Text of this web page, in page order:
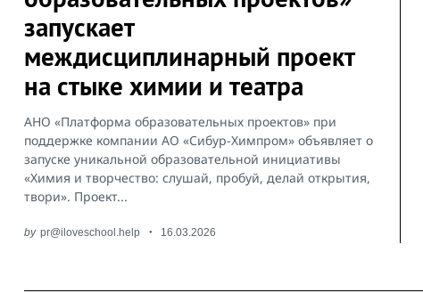
запускает
междисциплинарный проект
на стыке химии и театра
АНО «Платформа образовательных проектов» при
поддержке компании АО «Сибур-Химпром» объявляет о
запуске уникальной образовательной инициативы
«Химия и творчество: слушай, пробуй, делай открытия,
твори». Проект...
by pr@iloveschool.help 16.03.2026
Search
for: